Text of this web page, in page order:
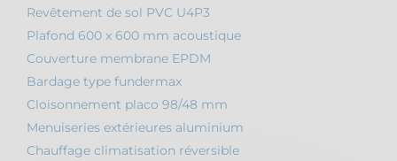
Revêtement de sol PVC U4P3
Plafond 600 x 600 mm acoustique
Couverture membrane EPDM
Bardage type fundermax
Cloisonnement placo 98/48 mm
Menuiseries extérieures aluminium
Chauffage climatisation réversible